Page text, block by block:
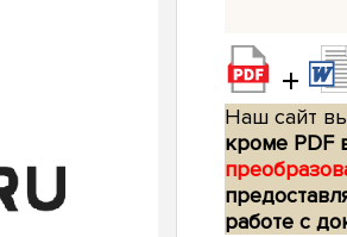
+
Наш сайт
кроме PDF
работе с